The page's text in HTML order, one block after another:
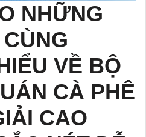
NHỮNG
VỀ BỘ
CÀ PHÊ
CAO